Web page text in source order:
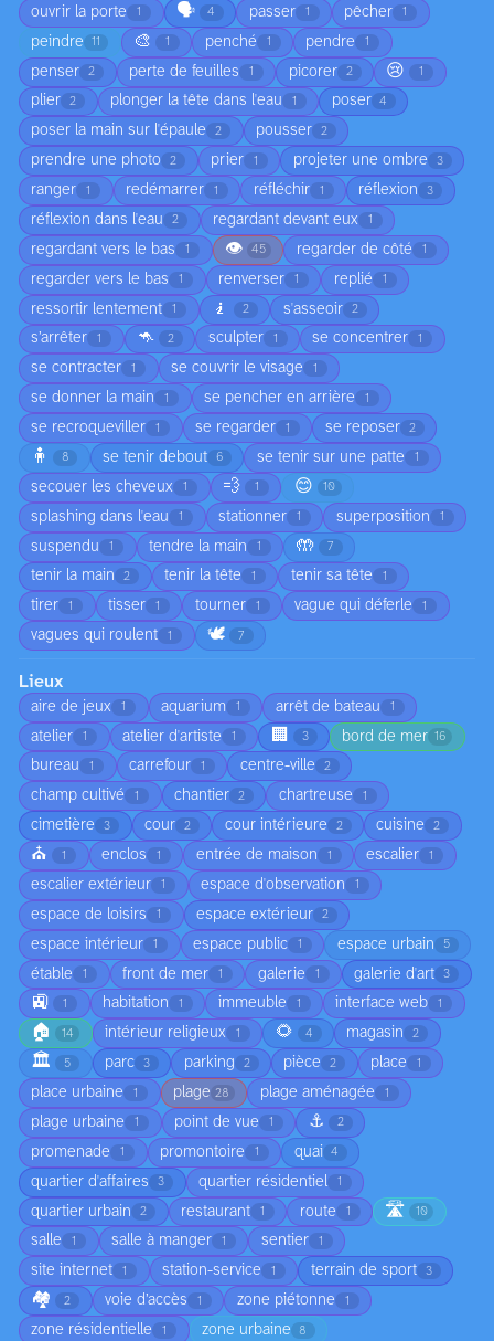
ouvrir la porte 1 🗣️ 4 passer 1 pêcher 1
peindre 11 🎨 1 penché 1 pendre 1
penser 2 perte de feuilles 1 picorer 2 😢 1
plier 2 plonger la tête dans l'eau 1 poser 4
poser la main sur l'épaule 2 pousser 2
prendre une photo 2 prier 1 projeter une ombre 3
ranger 1 redémarrer 1 réfléchir 1 réflexion 3
réflexion dans l'eau 2 regardant devant eux 1
regardant vers le bas 1 👁️ 45 regarder de côté 1
regarder vers le bas 1 renverser 1 replié 1
ressortir lentement 1 🧎 2 s'asseoir 2
s’arrêter 1 🦘 2 sculpter 1 se concentrer 1
se contracter 1 se couvrir le visage 1
se donner la main 1 se pencher en arrière 1
se recroqueviller 1 se regarder 1 se reposer 2
🧍 8 se tenir debout 6 se tenir sur une patte 1
secouer les cheveux 1 💨 1 😊 10
splashing dans l'eau 1 stationner 1 superposition 1
suspendu 1 tendre la main 1 🤲 7
tenir la main 2 tenir la tête 1 tenir sa tête 1
tirer 1 tisser 1 tourner 1 vague qui déferle 1
vagues qui roulent 1 🕊️ 7
Lieux
aire de jeux 1 aquarium 1 arrêt de bateau 1
atelier 1 atelier d'artiste 1 🏢 3 bord de mer 16
bureau 1 carrefour 1 centre-ville 2
champ cultivé 1 chantier 2 chartreuse 1
cimetière 3 cour 2 cour intérieure 2 cuisine 2
⛪ 1 enclos 1 entrée de maison 1 escalier 1
escalier extérieur 1 espace d'observation 1
espace de loisirs 1 espace extérieur 2
espace intérieur 1 espace public 1 espace urbain 5
étable 1 front de mer 1 galerie 1 galerie d'art 3
🚉 1 habitation 1 immeuble 1 interface web 1
🏠 14 intérieur religieux 1 🌻 4 magasin 2
🏛️ 5 parc 3 parking 2 pièce 2 place 1
place urbaine 1 plage 28 plage aménagée 1
plage urbaine 1 point de vue 1 ⚓ 2
promenade 1 promontoire 1 quai 4
quartier d'affaires 3 quartier résidentiel 1
quartier urbain 2 restaurant 1 route 1 🛣️ 10
salle 1 salle à manger 1 sentier 1
site internet 1 station-service 1 terrain de sport 3
🏘️ 2 voie d’accès 1 zone piétonne 1
zone résidentielle 1 zone urbaine 8